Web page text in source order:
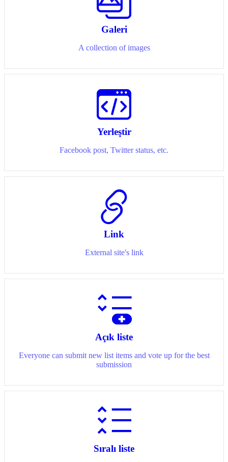
Galeri
A collection of images
Yerleştir
Facebook post, Twitter status, etc.
Link
External site's link
Açık liste
Everyone can submit new list items and vote up for the best
submission
Sıralı liste